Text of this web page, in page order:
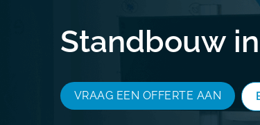
Standbouw
VRAAG EEN OFFERTE AAN